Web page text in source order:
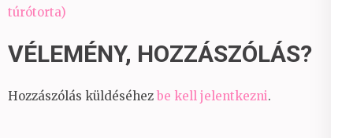
túrótorta)
VÉLEMÉNY, HOZZÁSZÓLÁS?
Hozzászólás küldéséhez be kell jelentkezni.